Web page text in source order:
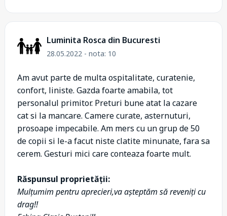
Luminita Rosca din Bucuresti
28.05.2022 - nota: 10
Am avut parte de multa ospitalitate, curatenie,
confort, liniste. Gazda foarte amabila, tot
personalul primitor. Preturi bune atat la cazare
cat si la mancare. Camere curate, asternuturi,
prosoape impecabile. Am mers cu un grup de 50
de copii si le-a facut niste clatite minunate, fara sa
cerem. Gesturi mici care conteaza foarte mult.
Răspunsul proprietății:
Mulțumim pentru aprecieri,va așteptăm să reveniți cu
drag!!